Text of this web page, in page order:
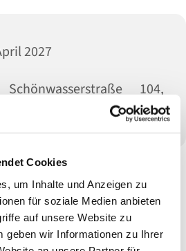
Cookies
um Inhalte und Anzeigen zu
für soziale Medien anbieten
auf unsere Website zu
geben wir Informationen zu Ihrer
2027
Schönwasserstraße 104,